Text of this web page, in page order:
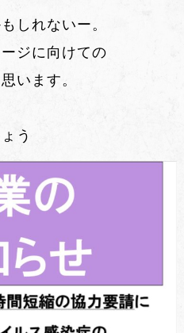
しれないー。
ジに向けての
います。
う